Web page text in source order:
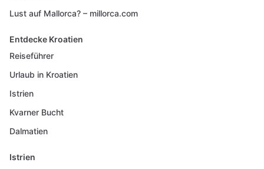
Lust auf Mallorca? – millorca.com
Entdecke Kroatien
Reiseführer
Urlaub in Kroatien
Istrien
Kvarner Bucht
Dalmatien
Istrien